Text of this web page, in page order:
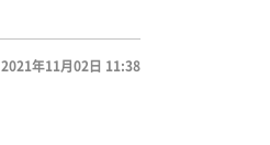
2021年11月02日 11:38